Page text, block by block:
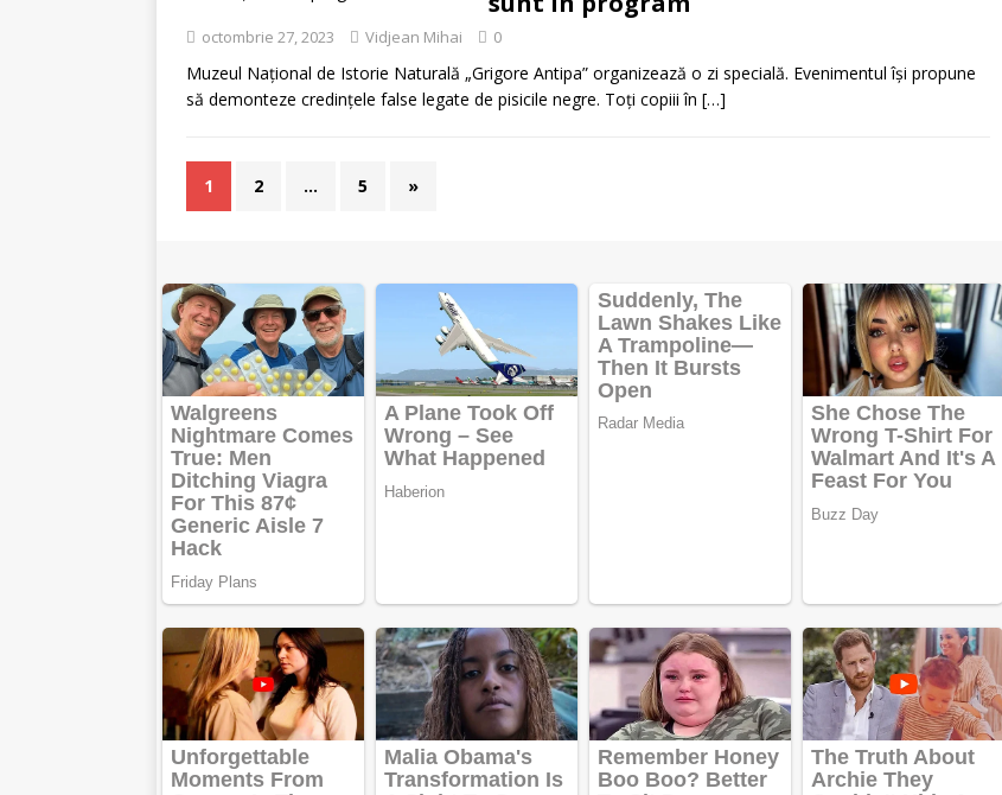
octombrie 27, 2023 Vidjean Mihai 0
Muzeul Național de Istorie Naturală „Grigore Antipa” organizează o zi specială. Evenimentul își propune
să demonteze credințele false legate de pisicile negre. Toți copiii în […]
1 2 … 5 »